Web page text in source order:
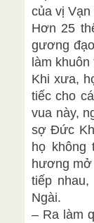
của vị
Hơn 25
gương
làm
Khi xưa,
tiếc cho
vua này,
sợ Đức
họ không
hương mở
tiếp
Ngài.
– Ra làm